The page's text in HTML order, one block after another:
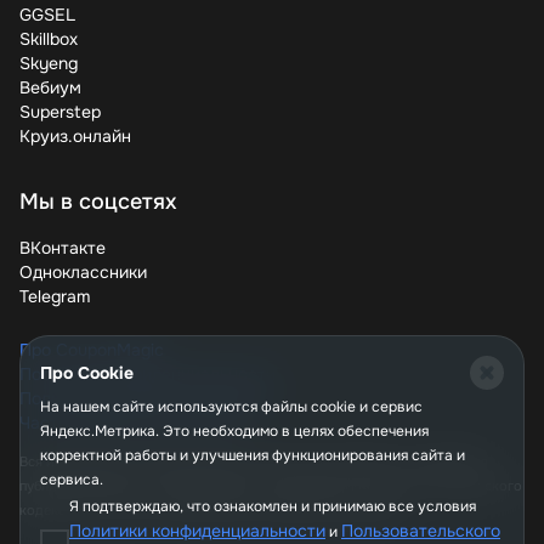
Teana Labs делает профессиональный уход за кожей
доступным каждому. С нашими советами и
актуальными промокодами вы сможете наслаждаться
качественной косметикой без переплат. Не упускайте
возможность побаловать свою кожу – проверяйте
скидки перед каждой покупкой!
GGSEL
Skillbox
Skyeng
Вебиум
Superstep
Круиз.онлайн
Мы в соцсетях
ВКонтакте
Одноклассники
Telegram
Про CouponMagic
Политика конфиденциальности
Пользовательское соглашение
Часто задаваемые вопросы
Вся информация, опубликованная на сайте couponmagic.ru, не является
публичной офертой, определяемой положениями Статьи 437 Гражданского
кодекса РФ, и носит исключительно справочный характер.
Про Cookie
На нашем сайте используются файлы сookie и сервис
Яндекс.Метрика. Это необходимо в целях обеспечения
корректной работы и улучшения функционирования сайта и
сервиса.
Я подтверждаю, что ознакомлен и принимаю все условия
Политики конфиденциальностии Пользовательского